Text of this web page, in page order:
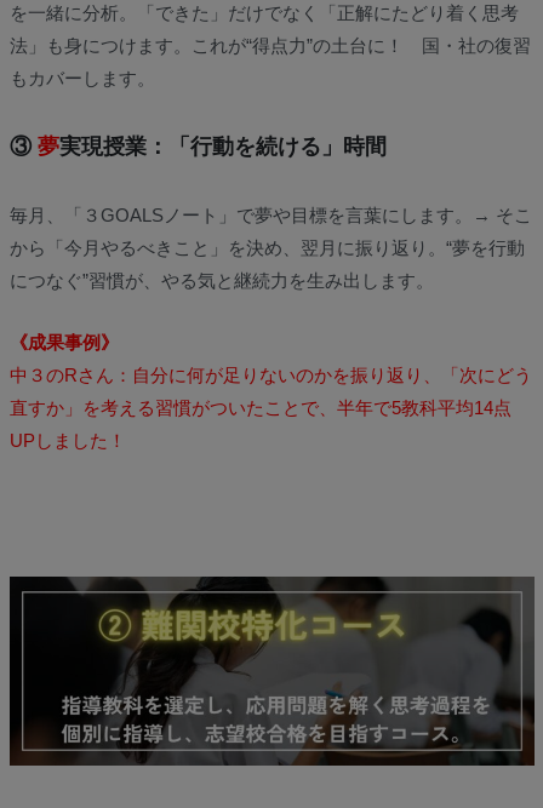
を一緒に分析。「できた」だけでなく「正解にたどり着く思考
法」も身につけます。これが“得点力”の土台に！ 国・社の復習
もカバーします。
③ 夢実現授業：「行動を続ける」時間
毎月、「３GOALSノート」で夢や目標を言葉にします。→ そこ
から「今月やるべきこと」を決め、翌月に振り返り。“夢を行動
につなぐ”習慣が、やる気と継続力を生み出します。
《成果事例》
中３のRさん：自分に何が足りないのかを振り返り、「次にどう
直すか」を考える習慣がついたことで、半年で5教科平均14点
UPしました！